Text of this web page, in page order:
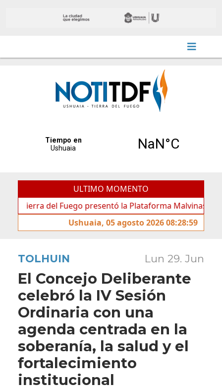
ULTIMO MOMENTO
del Fuego presentó la Plataforma Malvinas, una
Ushuaia, 05 agosto 2026 08:28:59
TOLHUIN Lun 29. Jun
El Concejo Deliberante
celebró la IV Sesión
Ordinaria con una
agenda centrada en la
soberanía, la salud y el
fortalecimiento
institucional